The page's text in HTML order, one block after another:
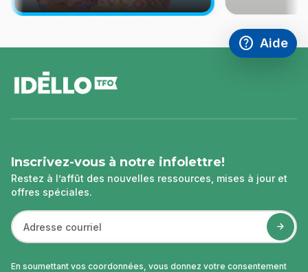
help
Accéder à
Aide
,Ce lien
de
page
Inscrivez-vous à notre infolettre!
Restez à l’affût des nouvelles ressources, mises à jour et
offres spéciales.
En soumettant vos coordonnées, vous donnez votre consentement